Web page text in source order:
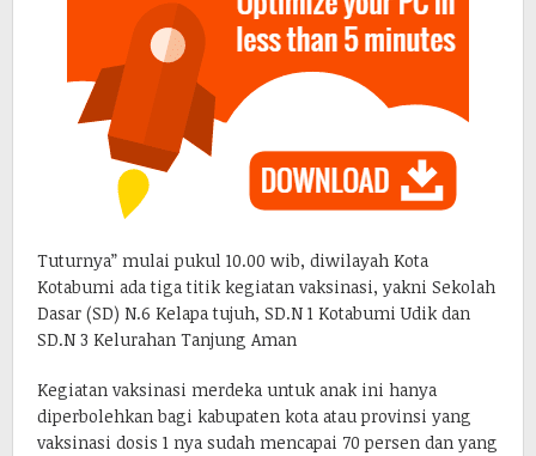
Tuturnya” mulai pukul 10.00 wib, diwilayah Kota
Kotabumi ada tiga titik kegiatan vaksinasi, yakni Sekolah
Dasar (SD) N.6 Kelapa tujuh, SD.N 1 Kotabumi Udik dan
SD.N 3 Kelurahan Tanjung Aman
Kegiatan vaksinasi merdeka untuk anak ini hanya
diperbolehkan bagi kabupaten kota atau provinsi yang
vaksinasi dosis 1 nya sudah mencapai 70 persen dan yang